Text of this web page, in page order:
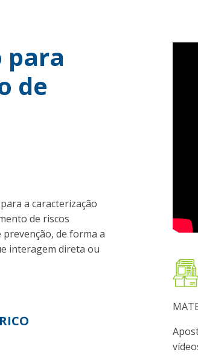
para
de
a caracterização
de riscos
prevenção, de forma a
interagem direta ou